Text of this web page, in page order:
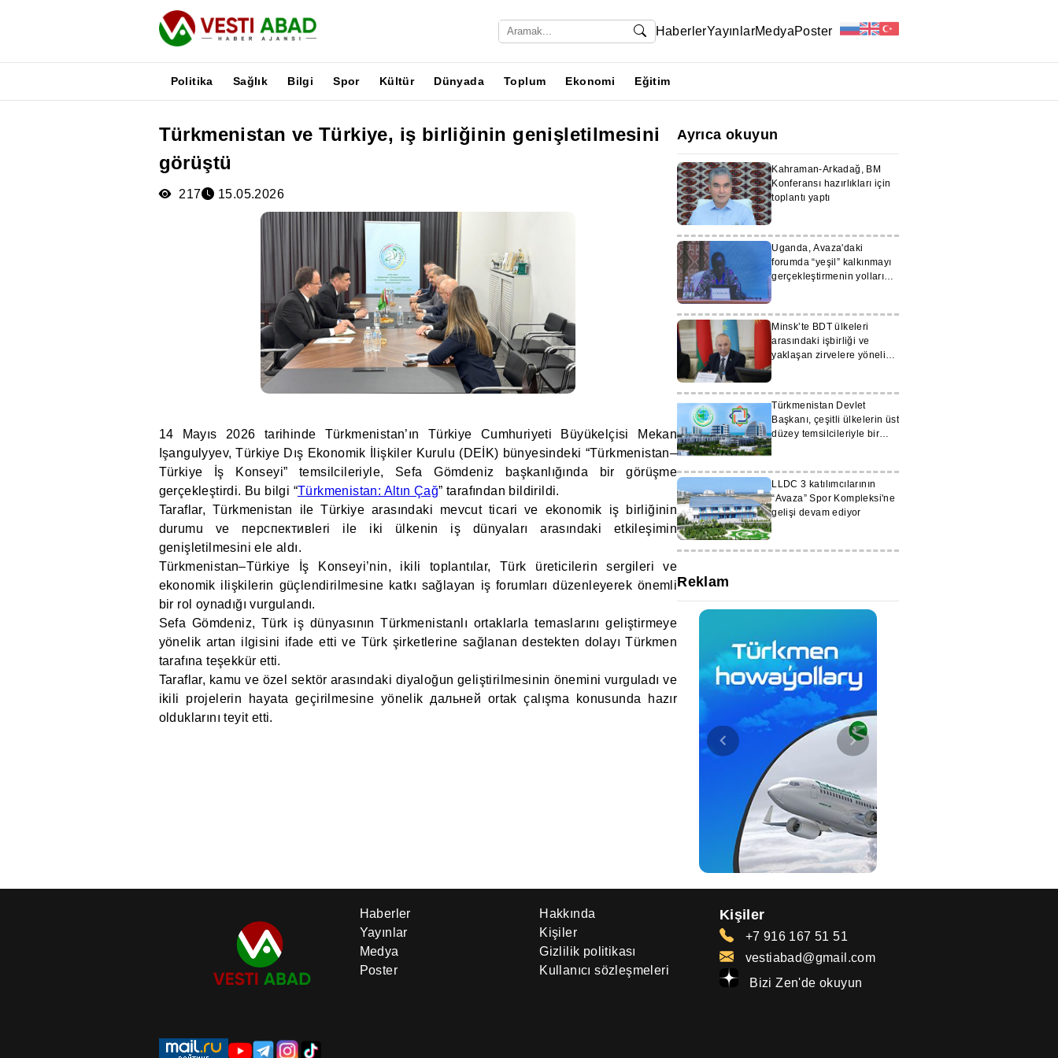
HaberlerYayınlarMedyaPoster
Politika Sağlık Bilgi Spor Kültür Dünyada Toplum Ekonomi Eğitim
Türkmenistan ve Türkiye, iş birliğinin genişletilmesini
görüştü
217 15.05.2026
14 Mayıs 2026 tarihinde Türkmenistan’ın Türkiye Cumhuriyeti Büyükelçisi Mekan
Işangulyyev, Türkiye Dış Ekonomik İlişkiler Kurulu (DEİK) bünyesindeki “Türkmenistan–
Türkiye İş Konseyi” temsilcileriyle, Sefa Gömdeniz başkanlığında bir görüşme
gerçekleştirdi. Bu bilgi “Türkmenistan: Altın Çağ” tarafından bildirildi.
Taraflar, Türkmenistan ile Türkiye arasındaki mevcut ticari ve ekonomik iş birliğinin
durumu ve перспективleri ile iki ülkenin iş dünyaları arasındaki etkileşimin
genişletilmesini ele aldı.
Türkmenistan–Türkiye İş Konseyi’nin, ikili toplantılar, Türk üreticilerin sergileri ve
ekonomik ilişkilerin güçlendirilmesine katkı sağlayan iş forumları düzenleyerek önemli
bir rol oynadığı vurgulandı.
Sefa Gömdeniz, Türk iş dünyasının Türkmenistanlı ortaklarla temaslarını geliştirmeye
yönelik artan ilgisini ifade etti ve Türk şirketlerine sağlanan destekten dolayı Türkmen
tarafına teşekkür etti.
Taraflar, kamu ve özel sektör arasındaki diyaloğun geliştirilmesinin önemini vurguladı ve
ikili projelerin hayata geçirilmesine yönelik дальней ortak çalışma konusunda hazır
olduklarını teyit etti.
Ayrıca okuyun
Kahraman-Arkadağ, BM
Konferansı hazırlıkları için
toplantı yaptı
Uganda, Avaza'daki
forumda “yeşil” kalkınmayı
gerçekleştirmenin yollarını
Minsk’te BDT ülkeleri
arasındaki işbirliği ve
yaklaşan zirvelere yönelik
Türkmenistan Devlet
Başkanı, çeşitli ülkelerin üst
düzey temsilcileriyle bir
LLDC 3 katılımcılarının
“Avaza” Spor Kompleksi'ne
gelişi devam ediyor
Reklam
Haberler
Yayınlar
Medya
Poster
Hakkında
Kişiler
Gizlilik politikası
Kullanıcı sözleşmeleri
Kişiler
+7 916 167 51 51
vestiabad@gmail.com
Bizi Zen'de okuyun